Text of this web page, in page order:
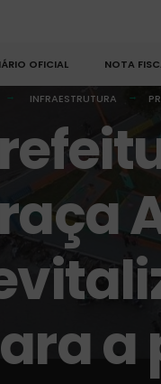
OFICIAL NOTA
INFRAESTRUTURA
a